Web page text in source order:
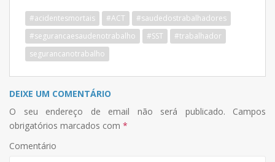
#acidentesmortais #ACT
#saudedostrabalhadores
#segurancaesaudenotrabalho
#SST
#trabalhador
segurancanotrabalho
DEIXE UM COMENTÁRIO
O seu endereço de email não será publicado. Campos
obrigatórios marcados com *
Comentário